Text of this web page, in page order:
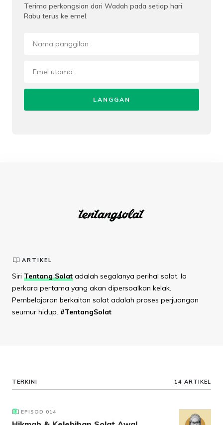
Terima perkongsian dari Wadah pada setiap hari
Rabu terus ke emel.
LANGGAN
ARTIKEL
Siri Tentang Solat adalah segalanya perihal solat. Ia
perkara pertama yang akan dipersoalkan kelak.
Pembelajaran berkaitan solat adalah proses perjuangan
seumur hidup. #TentangSolat
TERKINI 14 ARTIKEL
EPISOD 014